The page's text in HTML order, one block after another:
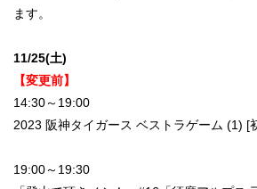
ます。
11/25(土)
【変更前】
14:30～19:00
2023 阪神タイガース ベストラゲーム (1) [
19:00～19:30